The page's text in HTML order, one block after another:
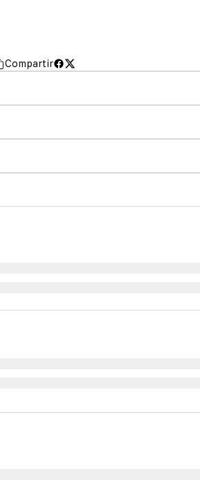
Compartir